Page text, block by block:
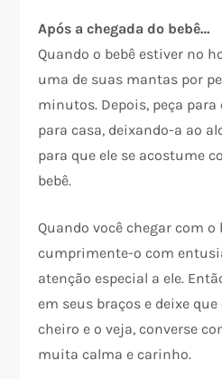
Após a chegada do bebê…
Quando o bebê estiver no
uma de suas mantas por
minutos. Depois, peça para
para casa, deixando-a ao
para que ele se acostume
bebê.
Quando você chegar com o
cumprimente-o com
atenção especial a ele.
em seus braços e deixe
cheiro e o veja, converse
muita calma e carinho.